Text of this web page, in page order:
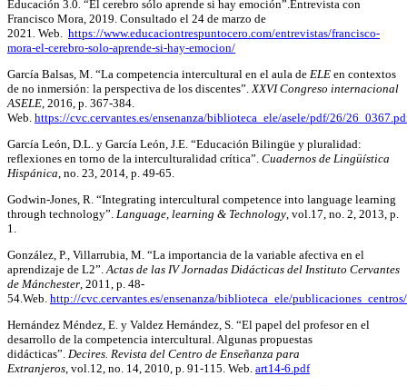
Educación 3.0 “El cerebro sólo aprende si hay emoción”.Entrevista con
Francisco Mora, 2019. Consultado el 24 de marzo de
2021 Web. https://www.educaciontrespuntocero.com/entrevistas/francisco-
mora-el-cerebro-solo-aprende-si-hay-emocion/
García Balsas, M. “La competencia intercultural en el aula de ELE en contextos
de no inmersión: la perspectiva de los discentes”. XXVI Congreso internacional
ASELE , 2016, p. 367-384.
Web. https://cvc.cervantes.es/ensenanza/biblioteca_ele/asele/pdf/26/
García León, D.L. y García León, J.E. “Educación Bilingüe y pluralidad:
reflexiones en torno de la interculturalidad crítica”. Cuadernos de Lingüística
Hispánica , no. 23, 2014, p. 49-65.
Godwin-Jones, R. “Integrating intercultural competence into language learning
through technology”. Language, learning & Technology , vol.17, no. 2, 2013, p.
1.
González, P., Villarrubia, M. “La importancia de la variable afectiva en el
aprendizaje de L2”. Actas de las IV Jornadas Didácticas del Instituto Cervantes
de Mánchester , 2011, p. 48-
54.Web. http://cvc.cervantes.es/ensenanza/biblioteca_ele/
Hernández Méndez, E. y Valdez Hernández, S. “El papel del profesor en el
desarrollo de la competencia intercultural. Algunas propuestas
didácticas”. Decires. Revista del Centro de Enseñanza para
Extranjeros, vol.12, no. 14, 2010, p. 91-115. Web. art14-6.pdf